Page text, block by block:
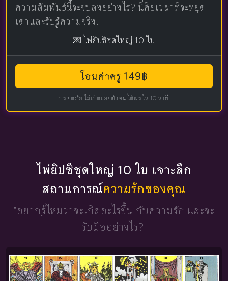
ความสัมพันธ์นี้จะจบลงอย่างไร? นี่คือเวลาที่จะหยุด
เดาและรับรู้ความจริง!
💌 ไพ่ยิปซีชุดใหญ่ 10 ใบ
โอนค่าครู 149฿
ปลอดภัย ไม่เปิดเผยตัวตน ได้ผลใน 10 นาที
ไพ่ยิปซีชุดใหญ่ 10 ใบ เจาะลึก
สถานการณ์ความรักของคุณ
"อยากรู้ไหมว่าจะเกิดอะไรขึ้น กับความรัก และจะ
รับมืออย่างไร?"